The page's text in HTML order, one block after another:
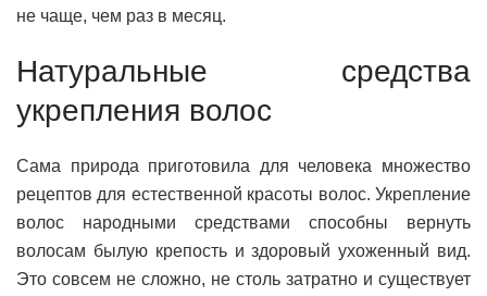
не чаще, чем раз в месяц.
Натуральные средства
укрепления волос
Сама природа приготовила для человека множество
рецептов для естественной красоты волос. Укрепление
волос народными средствами способны вернуть
волосам былую крепость и здоровый ухоженный вид.
Это совсем не сложно, не столь затратно и существует